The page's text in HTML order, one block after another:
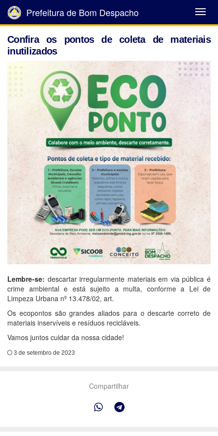
Abrir
Menu
Prefeitura de Bom Despacho
Confira os pontos de coleta de materiais
inutilizados
Lembre-se: descartar irregularmente materiais em via pública é
crime ambiental e está sujeito a multa, conforme a Lei de
Limpeza Urbana nº 13.478/02, art.
Os ecopontos são grandes aliados para o descarte correto de
materiais inservíveis e resíduos recicláveis.
Vamos juntos cuidar da nossa cidade!
3 de setembro de 2023
Compartilhar